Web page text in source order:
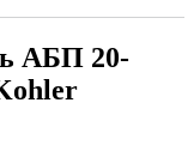
АБП 20-